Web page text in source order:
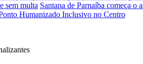
sem multa Santana de Parnaíba começa o
Humanizado Inclusivo no Centro